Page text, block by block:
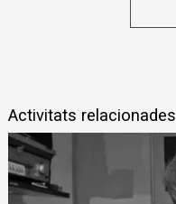
Activitats relacionades